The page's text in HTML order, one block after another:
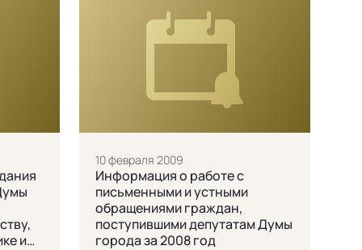
и
10 февраля 2009
Информация о работе с
письменными и устными
обращениями граждан,
поступившими депутатам Думы
города за 2008 год